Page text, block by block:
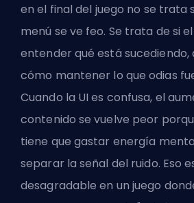
en el final del juego no se trata
menú se ve feo. Se trata de si
entender qué está sucediendo,
cómo mantener lo que odias
Cuando la UI es confusa, el
contenido se vuelve peor
tiene que gastar energía
separar la señal del ruido. Eso
desagradable en un juego